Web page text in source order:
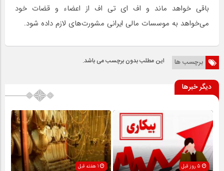
باقی خواهد ماند و اف ای تی اف از اعضاء و قضات خود
می‌خواهد به موسسات مالی ایرانی مشورت‌های لازم داده شود.
برچسب ها این مطلب بدون برچسب می باشد.
دیگر خبرها